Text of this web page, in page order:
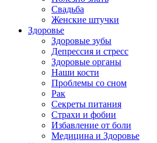
Свадьба
Женские штучки
Здоровье
Здоровые зубы
Депрессия и стресс
Здоровые органы
Наши кости
Проблемы со сном
Рак
Секреты питания
Страхи и фобии
Избавление от боли
Медицина и Здоровье